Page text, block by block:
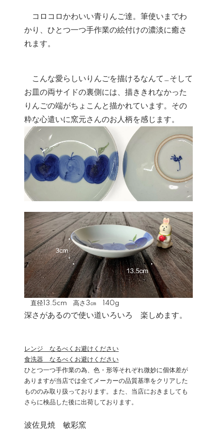
コロコロかわいい青りんご達。筆使いまでわ
かり、ひとつ一つ手作業の絵付けの濃淡に癒さ
れます。
こんな愛らしいりんごを描けるなんて…そして
お皿の両サイドの裏側には、描ききれなかった
りんごの端がちょこんと描かれています。その
粋な心遣いに窯元さんのお人柄を感じます。
直径13.5cm 高さ3㎝ 140g
深さがあるので使い道いろいろ 楽しめます。
レンジ なるべくお避けください
食洗器 なるべくお避けください
ひとつ一つ手作業の為、色・形等それぞれ微妙に個体差が
ありますが当店では全てメーカーの品質基準をクリアした
もののみ取り扱っております。また、当店におきましても
さらに検品した後に出荷しております。
波佐見焼 敏彩窯